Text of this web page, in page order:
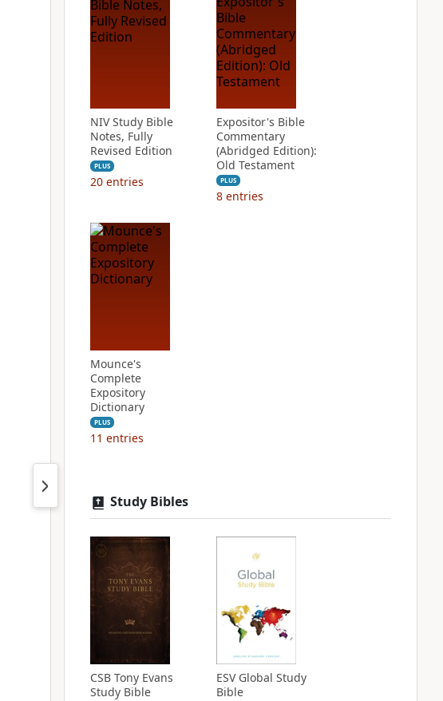
NIV Study Bible
Notes, Fully
Revised Edition
PLUS
20 entries
Expositor's Bible
Commentary
(Abridged Edition):
Old Testament
PLUS
8 entries
Mounce's
Complete
Expository
Dictionary
PLUS
11 entries
Study Bibles
CSB Tony Evans
Study Bible
ESV Global Study
Bible